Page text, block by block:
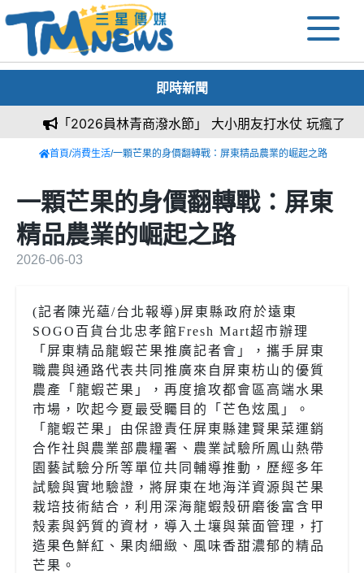
即時新聞
「2026員林青商潑水節」 大小朋友打水仗 玩瘋了
首頁/消費生活/一顆芒果的身價翻轉戰：屏東精品農業的崛起之路
一顆芒果的身價翻轉戰：屏東
精品農業的崛起之路
2026-06-03
(記者陳光蘊/台北報導)屏東縣政府於遠東
SOGO百貨台北忠孝館Fresh Mart超市辦理
「屏東精品龍蝦芒果推廣記者會」，攜手屏東
職農與通路代表共同推廣來自屏東枋山的優質
農產「龍蝦芒果」，再度搶攻都會區高端水果
市場，吹起今夏最受矚目的「芒色炫風」。
「龍蝦芒果」由保證責任屏東縣建賢果菜運銷
合作社與農業部農糧署、農業試驗所鳳山熱帶
園藝試驗分所等單位共同輔導推動，歷經多年
試驗與實地驗證，將屏東在地海洋資源與芒果
栽培技術結合，利用深海龍蝦殼研磨後富含甲
殼素與鈣質的資材，導入土壤與葉面管理，打
造果色鮮紅、果肉細緻、風味香甜濃郁的精品
芒果。